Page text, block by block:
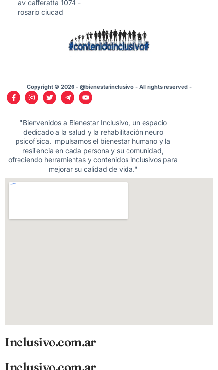
av cafferatta 1074 -
rosario ciudad
Copyright © 2026 - @bienestarinclusivo - All rights reserved -
"Bienvenidos a Bienestar Inclusivo, un espacio
dedicado a la salud y la rehabilitación neuro
psicofísica. Impulsamos el bienestar humano y la
resiliencia en cada persona y su comunidad,
ofreciendo herramientas y contenidos inclusivos para
mejorar su calidad de vida."
Inclusivo.com.ar
Inclusivo.com.ar